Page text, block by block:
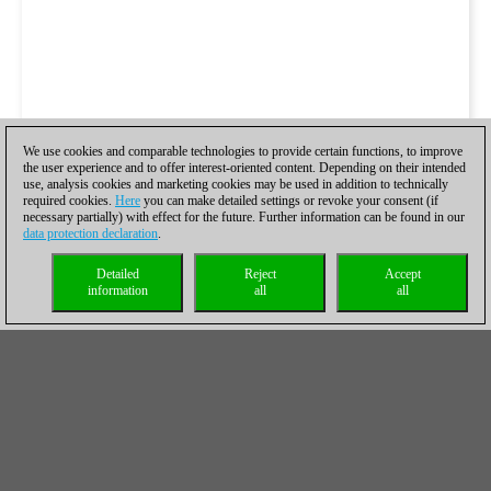
We use cookies and comparable technologies to provide certain functions, to improve
the user experience and to offer interest-oriented content. Depending on their intended
use, analysis cookies and marketing cookies may be used in addition to technically
required cookies. Here you can make detailed settings or revoke your consent (if
necessary partially) with effect for the future. Further information can be found in our
data protection declaration.
Accept
all
Reject
all
Detailed
information